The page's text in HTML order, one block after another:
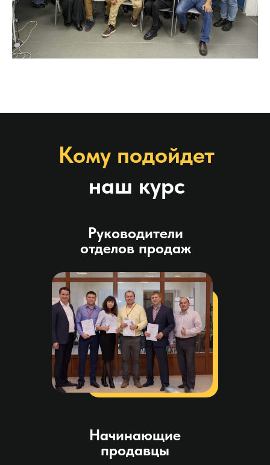
Кому подойдет
наш курс
Руководители
отделов продаж
Начинающие
продавцы